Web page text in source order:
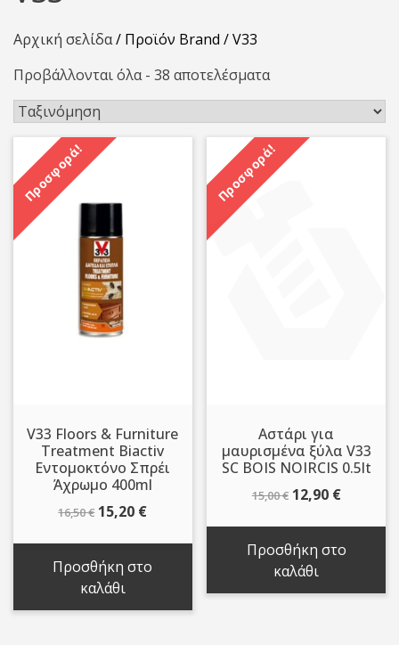
Αρχική σελίδα/ Προϊόν Brand / V33
Προβάλλονται όλα - 38 αποτελέσματα
Προσφορά!
V33 Floors & Furniture
Treatment Biactiv
Εντομοκτόνο Σπρέι
Άχρωμο 400ml
16,50€ Original
16,50 €.
15,20 €Η
τρέχουσα
είναι:
Προσθήκη στο
καλάθι
Προσφορά!
Αστάρι για
μαυρισμένα ξύλα V33
SC BOIS NOIRCIS 0.5lt
15,00€ Original
15,00 €.
12,90 €Η
είναι:
Προσθήκη στο
καλάθι